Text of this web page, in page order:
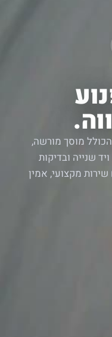
מוסך מורשה,
שנייה ובדיקות
מקצועי, אמין